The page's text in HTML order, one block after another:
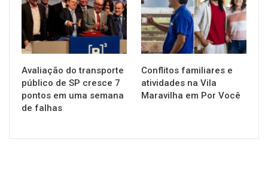
Avaliação do transporte
público de SP cresce 7
pontos em uma semana
de falhas
Conflitos familiares e
atividades na Vila
Maravilha em Por Você